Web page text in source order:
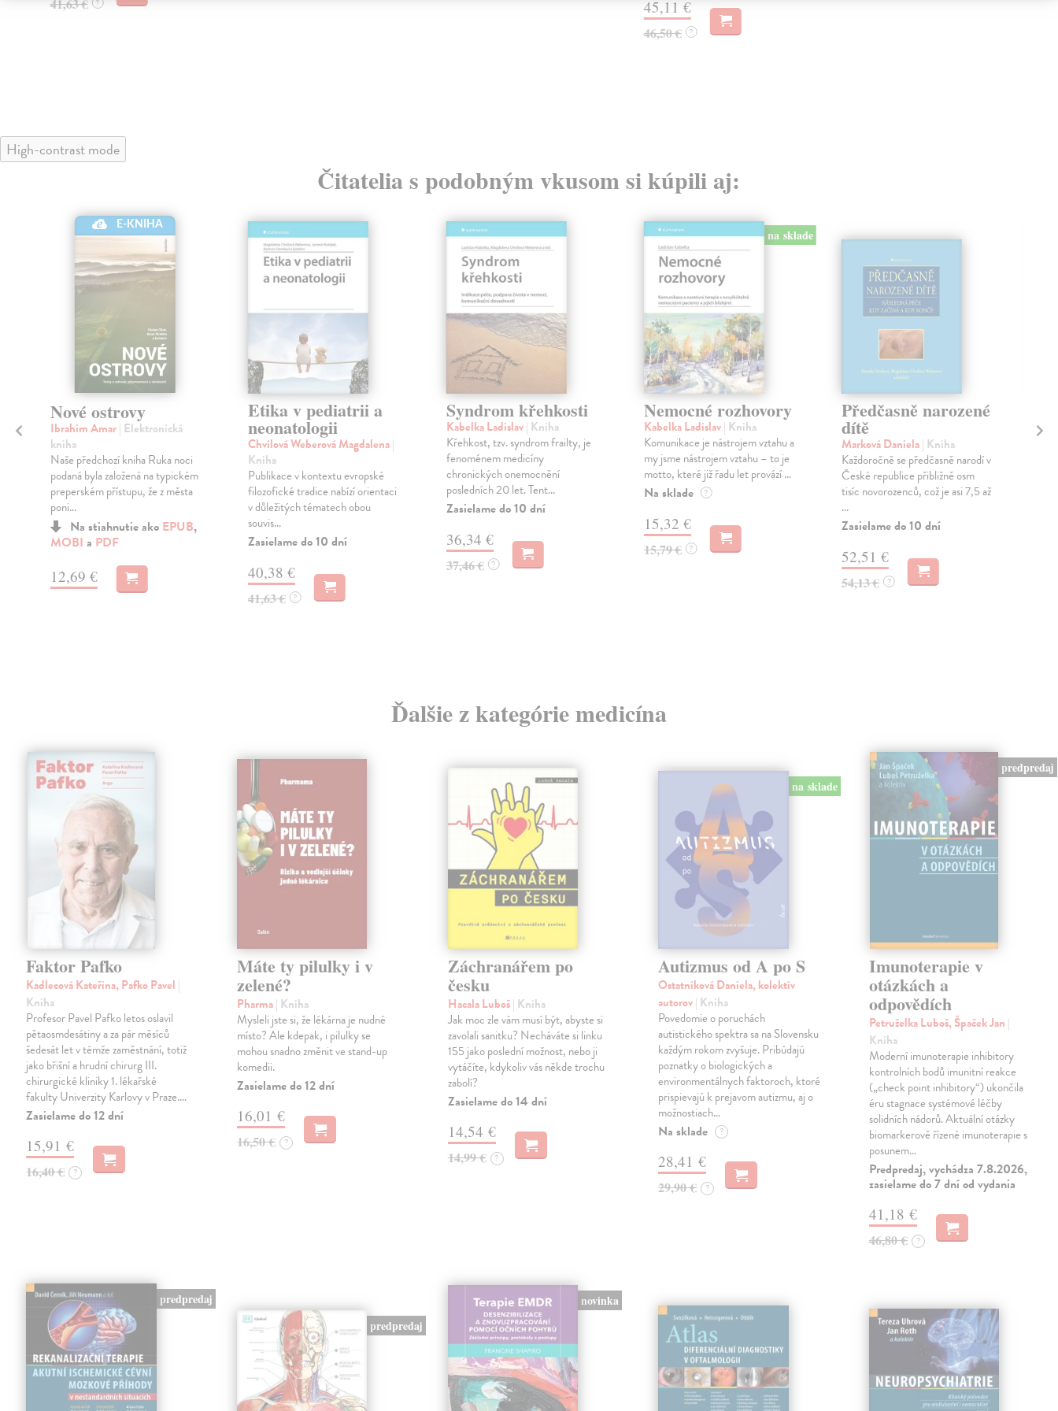
? 45,11 €
46,50 € ?
High-contrast mode
Čitatelia s podobným vkusom si kúpili aj:
E-KNIHA
Nové ostrovy
Ibrahim Amar| Elektronická
kniha
Naše předchozí kniha Ruka noci
podaná byla založená na typickém
preperském přístupu, že z města
poni...
Na stiahnutie ako EPUB,
MOBI a PDF
12,69 €
Etika v pediatrii a
neonatologii
Chvílová Weberová Magdalena|
Kniha
Publikace v kontextu evropské
filozofické tradice nabízí orientaci
v důležitých tématech obou
souvis...
Zasielame do 10 dní
40,38 €
41,63 € ?
Syndrom křehkosti
Kabelka Ladislav| Kniha
Křehkost, tzv. syndrom frailty, je
fenoménem medicíny
chronických onemocnění
posledních 20 let. Tent...
Zasielame do 10 dní
36,34 €
37,46 € ?
na sklade
Nemocné rozhovory
Kabelka Ladislav| Kniha
Komunikace je nástrojem vztahu a
my jsme nástrojem vztahu – to je
motto, které již řadu let provází ...
Na sklade ?
15,32 €
15,79 € ?
Předčasně narozené
dítě
Marková Daniela| Kniha
Každoročně se předčasně narodí v
České republice přibližně osm
tisíc novorozenců, což je asi 7,5 až
...
Zasielame do 10 dní
52,51 €
54,13 € ?
Ďalšie z kategórie medicína
Faktor Pafko
Kadlecová Kateřina, Pafko Pavel |
Kniha
Profesor Pavel Pafko letos oslavil
pětaosmdesátiny a za pár měsíců
šedesát let v témže zaměstnání, totiž
jako břišní a hrudní chirurg III.
chirurgické kliniky 1. lékařské
fakulty Univerzity Karlovy v Praze.…
Zasielame do 12 dní
15,91 €
16,40 € ?
Máte ty pilulky i v
zelené?
Pharma| Kniha
Mysleli jste si, že lékárna je nudné
místo? Ale kdepak, i pilulky se
mohou snadno změnit ve stand-up
komedii.
Zasielame do 12 dní
16,01 €
16,50 € ?
Záchranářem po
česku
Hacala Luboš| Kniha
Jak moc zle vám musí být, abyste si
zavolali sanitku? Necháváte si linku
155 jako poslední možnost, nebo ji
vytáčíte, kdykoliv vás někde trochu
zabolí?
Zasielame do 14 dní
14,54 €
14,99 € ?
na sklade
Autizmus od A po S
Ostatníková Daniela, kolektív
autorov| Kniha
Povedomie o poruchách
autistického spektra sa na Slovensku
každým rokom zvyšuje. Pribúdajú
poznatky o biologických a
environmentálnych faktoroch, ktoré
prispievajú k prejavom autizmu, aj o
možnostiach…
Na sklade ?
28,41 €
29,90 € ?
predpredaj
Imunoterapie v
otázkách a
odpovědích
Petruželka Luboš, Špaček Jan |
Kniha
Moderní imunoterapie inhibitory
kontrolních bodů imunitní reakce
(„check point inhibitory“) ukončila
éru stagnace systémové léčby
solidních nádorů. Aktuální otázky
biomarkerově řízené imunoterapie s
posunem…
Predpredaj, vychádza 7.8.2026,
zasielame do 7 dní od vydania
41,18 €
46,80 € ?
predpredaj
predpredaj
novinka